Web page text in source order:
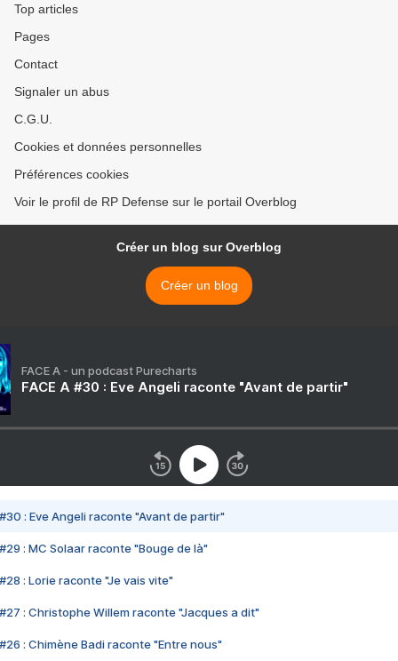
Top articles
Pages
Contact
Signaler un abus
C.G.U.
Cookies et données personnelles
Préférences cookies
Voir le profil de RP Defense sur le portail Overblog
Créer un blog sur Overblog
Créer un blog
FACE A - un podcast Purecharts
FACE A #30 : Eve Angeli raconte "Avant de partir"
#30 : Eve Angeli raconte "Avant de partir"
#29 : MC Solaar raconte "Bouge de là"
#28 : Lorie raconte "Je vais vite"
#27 : Christophe Willem raconte "Jacques a dit"
#26 : Chimène Badi raconte "Entre nous"